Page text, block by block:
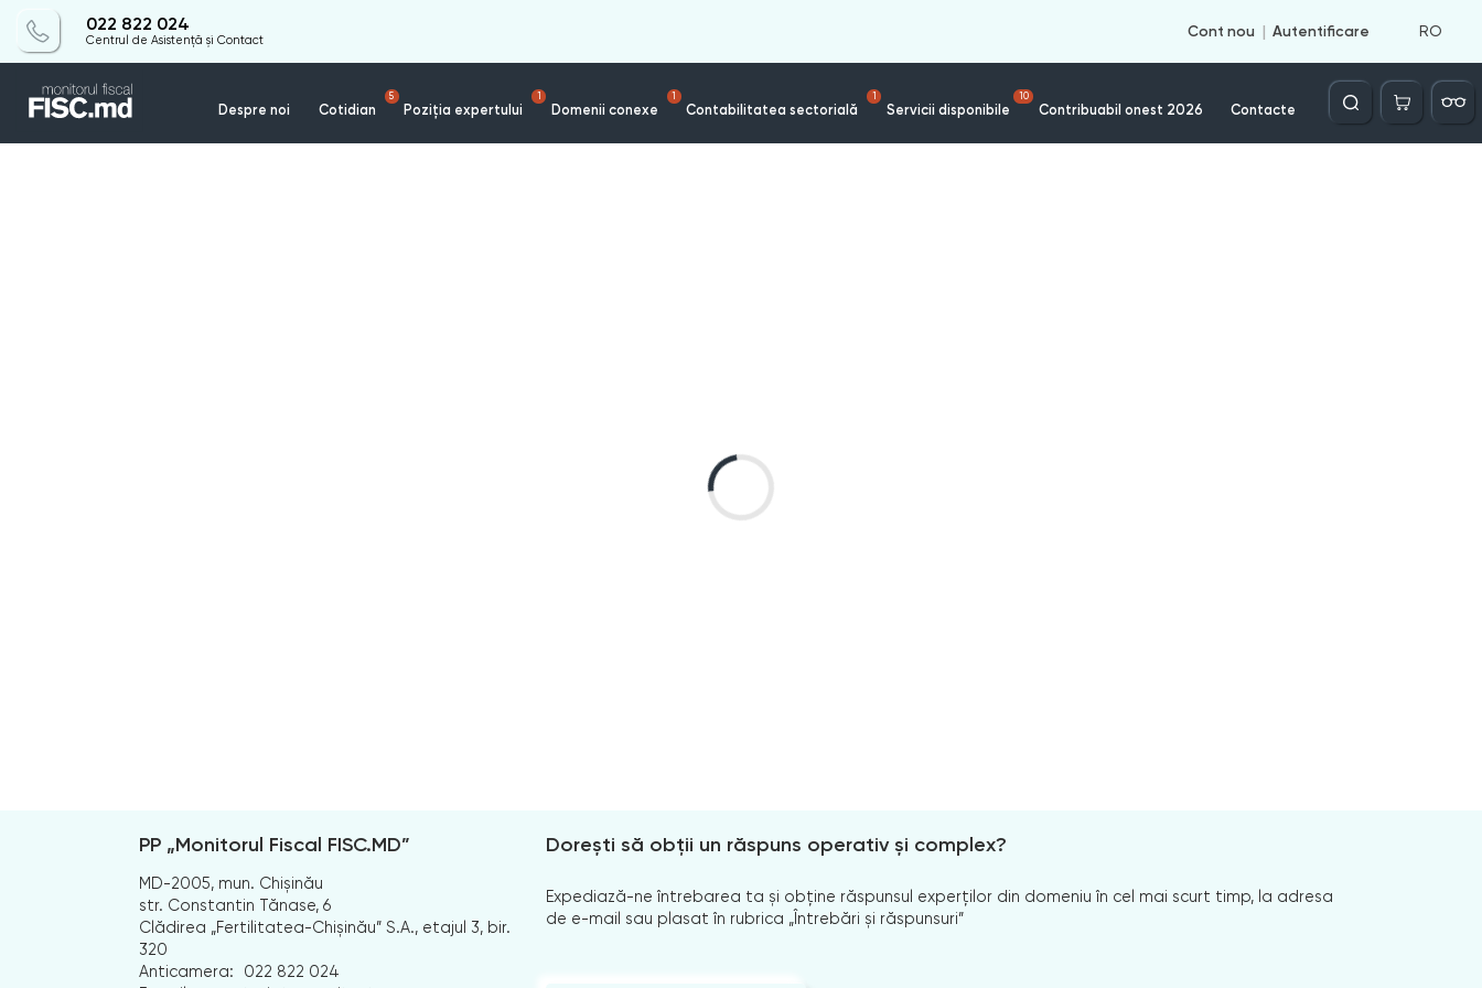
022 822 024
Centrul de Asistență și Contact
Cont nou Autentificare RO
Despre noi Cotidian
5
Poziția expertului
1
Domenii conexe
1
Contabilitatea sectorială
1
Servicii disponibile
10
Contribuabil onest 2026 Contacte
Căutare
PP „Monitorul Fiscal FISC.MD”
MD-2005, mun. Chișinău
str. Constantin Tănase, 6
Clădirea „Fertilitatea-Chișinău” S.A., etajul 3, bir.
320
Anticamera:
022 822 024
Dorești să obții un răspuns operativ și complex?
Expediază-ne întrebarea ta și obține răspunsul experților din domeniu în cel mai scurt timp, la adresa
de e-mail sau plasat în rubrica „Întrebări și răspunsuri”